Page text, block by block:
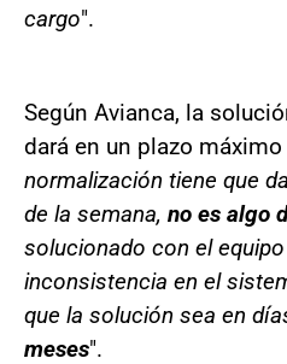
cargo".
Según Avianca, la
dará en un plazo
normalización tiene que
de la semana, no es algo
solucionado con el
inconsistencia en el
que la solución sea en
meses".